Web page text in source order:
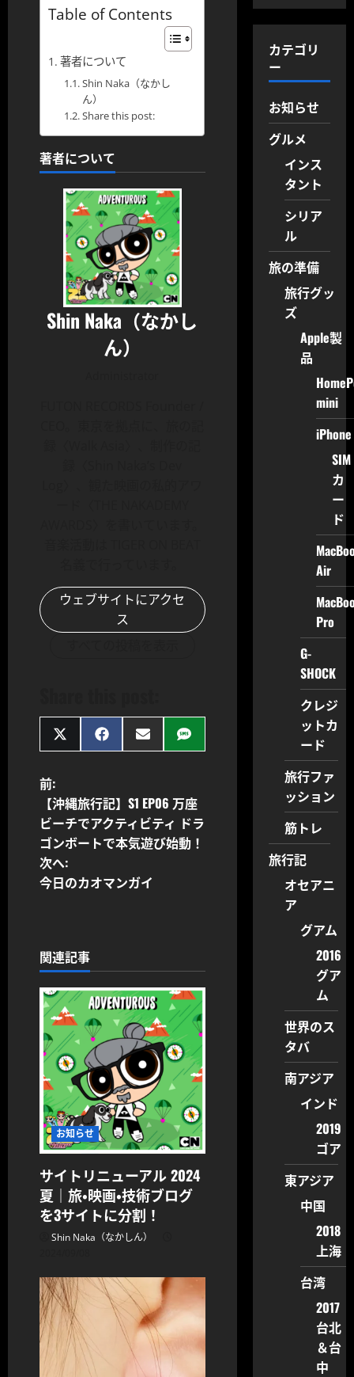
Table of Contents
著者について
Shin Naka（なかし
ん）
Share this post:
著者について
Shin Naka（なかし
ん）
ウェブサイトにアクセ
ス
Share
on
Share
on
Share
on
Share
on
投
稿
ナ
ビ
ー
シ
ョ
ン
前:
【沖縄旅行記】S1 EP06 万座
ビーチでアクティビティ ドラ
ゴンボートで本気遊び始動！
次へ:
今日のカオマンガイ
関連記事
お知らせ
サイトリニューアル 2024
夏｜旅・映画・技術ブログ
を3サイトに分割！
Shin Naka（なかしん）
カテゴリ
ー
お知らせ
グルメ
インス
タント
シリア
ル
旅の準備
旅行グッ
ズ
Apple製
品
mini
iPhone
SIM
カ
ー
ド
Air
Pro
G-
SHOCK
クレジ
ットカ
ード
旅行ファ
ッション
筋トレ
旅行記
オセアニ
ア
グアム
2016
グア
ム
世界のス
タバ
南アジア
インド
2019
ゴア
東アジア
中国
2018
上海
台湾
2017
台北
＆台
中